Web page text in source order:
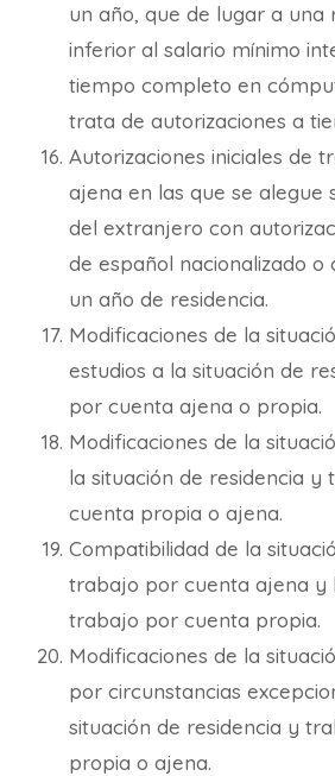
un año, que de lugar a una
inferior al salario mínimo
tiempo completo en
trata de autorizaciones a
Autorizaciones iniciales de
ajena en las que se alegue
del extranjero con
de español nacionalizado o
un año de residencia.
Modificaciones de la
estudios a la situación de
por cuenta ajena o propia.
Modificaciones de la
la situación de residencia y
cuenta propia o ajena.
Compatibilidad de la
trabajo por cuenta ajena y
trabajo por cuenta propia.
Modificaciones de la
por circunstancias
situación de residencia y
propia o ajena.